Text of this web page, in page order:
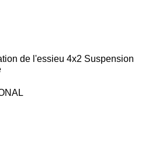
de l'essieu 4x2 Suspension